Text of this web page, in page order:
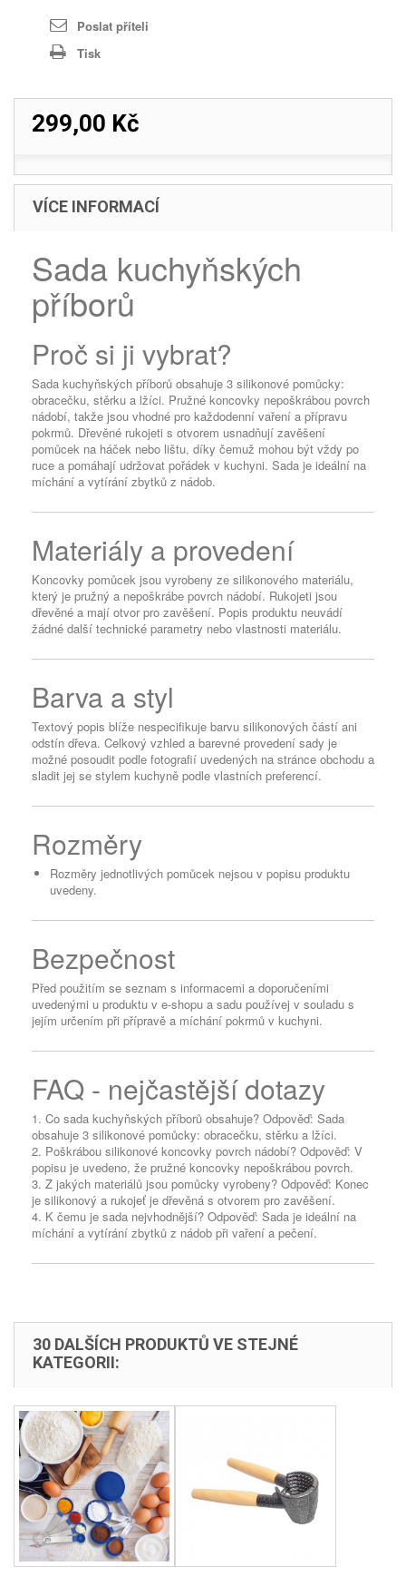
Poslat příteli
Tisk
299,00 Kč
VÍCE INFORMACÍ
Sada kuchyňských
příborů
Proč si ji vybrat?
Sada kuchyňských příborů obsahuje 3 silikonové pomůcky:
obracečku, stěrku a lžíci. Pružné koncovky nepoškrábou povrch
nádobí, takže jsou vhodné pro každodenní vaření a přípravu
pokrmů. Dřevěné rukojeti s otvorem usnadňují zavěšení
pomůcek na háček nebo lištu, díky čemuž mohou být vždy po
ruce a pomáhají udržovat pořádek v kuchyni. Sada je ideální na
míchání a vytírání zbytků z nádob.
Materiály a provedení
Koncovky pomůcek jsou vyrobeny ze silikonového materiálu,
který je pružný a nepoškrábe povrch nádobí. Rukojeti jsou
dřevěné a mají otvor pro zavěšení. Popis produktu neuvádí
žádné další technické parametry nebo vlastnosti materiálu.
Barva a styl
Textový popis blíže nespecifikuje barvu silikonových částí ani
odstín dřeva. Celkový vzhled a barevné provedení sady je
možné posoudit podle fotografií uvedených na stránce obchodu a
sladit jej se stylem kuchyně podle vlastních preferencí.
Rozměry
Rozměry jednotlivých pomůcek nejsou v popisu produktu
uvedeny.
Bezpečnost
Před použitím se seznam s informacemi a doporučeními
uvedenými u produktu v e-shopu a sadu používej v souladu s
jejím určením při přípravě a míchání pokrmů v kuchyni.
FAQ - nejčastější dotazy
1. Co sada kuchyňských příborů obsahuje? Odpověď: Sada
obsahuje 3 silikonové pomůcky: obracečku, stěrku a lžíci.
2. Poškrábou silikonové koncovky povrch nádobí? Odpověď: V
popisu je uvedeno, že pružné koncovky nepoškrábou povrch.
3. Z jakých materiálů jsou pomůcky vyrobeny? Odpověď: Konec
je silikonový a rukojeť je dřevěná s otvorem pro zavěšení.
4. K čemu je sada nejvhodnější? Odpověď: Sada je ideální na
míchání a vytírání zbytků z nádob při vaření a pečení.
30 DALŠÍCH PRODUKTŮ VE STEJNÉ
KATEGORII: